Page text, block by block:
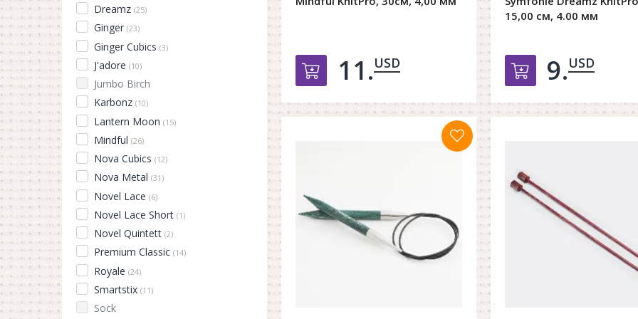
Dreamz (25)
Ginger (23)
Ginger Cubics (3)
J'adore (10)
Jumbo Birch
Karbonz (10)
Lantern Moon (15)
Mindful (26)
Nova Cubics (12)
Nova Metal (31)
Novel Lace (6)
Novel Lace Short (1)
Novel Quintett (2)
Premium Classic (14)
Royale (24)
Smartstix (11)
Sock
Добавить в корзину
11.USD
15,00 см, 4.00 мм
Добавить в
9.USD